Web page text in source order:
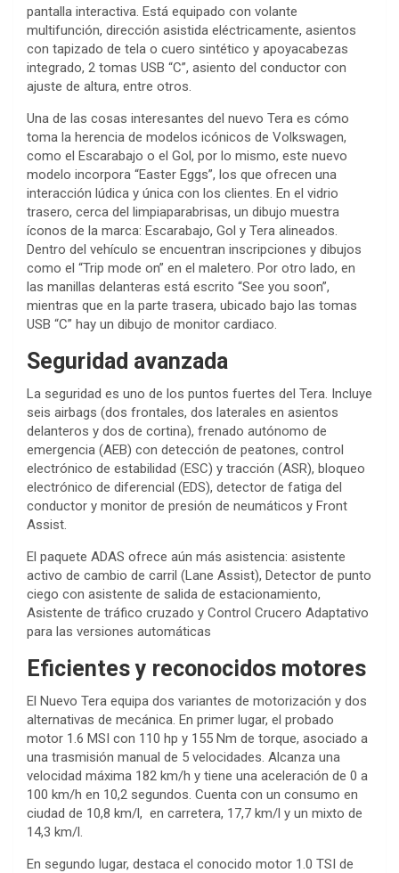
pantalla interactiva. Está equipado con volante
multifunción, dirección asistida eléctricamente, asientos
con tapizado de tela o cuero sintético y apoyacabezas
integrado, 2 tomas USB “C”, asiento del conductor con
ajuste de altura, entre otros.
Una de las cosas interesantes del nuevo Tera es cómo
toma la herencia de modelos icónicos de Volkswagen,
como el Escarabajo o el Gol, por lo mismo, este nuevo
modelo incorpora “Easter Eggs”, los que ofrecen una
interacción lúdica y única con los clientes. En el vidrio
trasero, cerca del limpiaparabrisas, un dibujo muestra
íconos de la marca: Escarabajo, Gol y Tera alineados.
Dentro del vehículo se encuentran inscripciones y dibujos
como el “Trip mode on” en el maletero. Por otro lado, en
las manillas delanteras está escrito “See you soon”,
mientras que en la parte trasera, ubicado bajo las tomas
USB “C” hay un dibujo de monitor cardiaco.
Seguridad avanzada
La seguridad es uno de los puntos fuertes del Tera. Incluye
seis airbags (dos frontales, dos laterales en asientos
delanteros y dos de cortina), frenado autónomo de
emergencia (AEB) con detección de peatones, control
electrónico de estabilidad (ESC) y tracción (ASR), bloqueo
electrónico de diferencial (EDS), detector de fatiga del
conductor y monitor de presión de neumáticos y Front
Assist.
El paquete ADAS ofrece aún más asistencia: asistente
activo de cambio de carril (Lane Assist), Detector de punto
ciego con asistente de salida de estacionamiento,
Asistente de tráfico cruzado y Control Crucero Adaptativo
para las versiones automáticas
Eficientes y reconocidos motores
El Nuevo Tera equipa dos variantes de motorización y dos
alternativas de mecánica. En primer lugar, el probado
motor 1.6 MSI con 110 hp y 155 Nm de torque, asociado a
una trasmisión manual de 5 velocidades. Alcanza una
velocidad máxima 182 km/h y tiene una aceleración de 0 a
100 km/h en 10,2 segundos. Cuenta con un consumo en
ciudad de 10,8 km/l, en carretera, 17,7 km/l y un mixto de
14,3 km/l.
En segundo lugar, destaca el conocido motor 1.0 TSI de